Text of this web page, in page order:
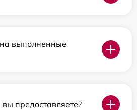
на выполненные
предоставляете?